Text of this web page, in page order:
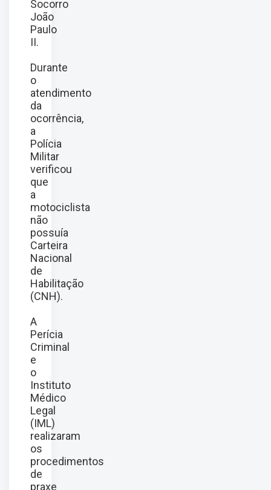
Socorro
João
Paulo
II.
Durante
o
atendimento
da
ocorrência,
a
Polícia
Militar
verificou
que
a
motociclista
não
possuía
Carteira
Nacional
de
Habilitação
(CNH).
A
Perícia
Criminal
e
o
Instituto
Médico
Legal
(IML)
realizaram
os
procedimentos
de
praxe